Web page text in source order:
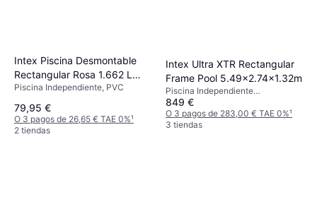
Intex Piscina Desmontable
Rectangular Rosa 1.662 L
Small Frame
Piscina Independiente, PVC
79,95 €
O 3 pagos de 26,65 € TAE 0%¹
2 tiendas
Intex Ultra XTR Rectangular
Frame Pool 5.49x2.74x1.32m
Piscina Independiente
Rectangular
849 €
O 3 pagos de 283,00 € TAE 0%¹
3 tiendas